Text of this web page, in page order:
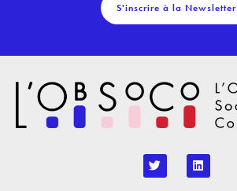
S'inscrire à la Newsletter